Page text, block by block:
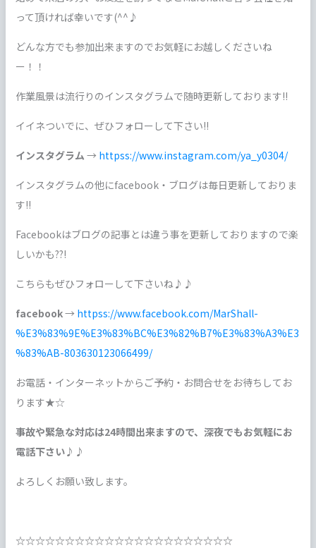
って頂ければ幸いです(^^♪
どんな方でも参加出来ますのでお気軽にお越しくださいね
ー！！
作業風景は流行りのインスタグラムで随時更新しております!!
イイネついでに、ぜひフォローして下さい!!
インスタグラム → httpss://www.instagram.com/ya_y0304/
インスタグラムの他にfacebook・ブログは毎日更新しておりま
す!!
Facebookはブログの記事とは違う事を更新しておりますので楽
しいかも??!
こちらもぜひフォローして下さいね♪♪
facebook→ httpss://www.facebook.com/MarShall-
%E3%83%9E%E3%83%BC%E3%82%B7%E3%83%A3%E3
%83%AB-803630123066499/
お電話・インターネットからご予約・お問合せをお待ちしてお
ります★☆
事故や緊急な対応は24時間出来ますので、深夜でもお気軽にお
電話下さい♪♪
よろしくお願い致します。
☆☆☆☆☆☆☆☆☆☆☆☆☆☆☆☆☆☆☆☆☆☆